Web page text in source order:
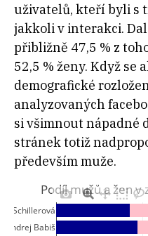
uživatelů, kteří byli s
jakkoli v interakci.
přibližně 47,5 % z
52,5 % ženy. Když se
demografické
analyzovaných
si všimnout nápadné
stránek totiž
především muže.